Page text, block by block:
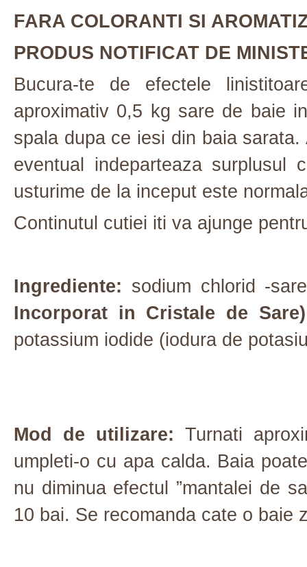
FARA COLORANTI SI
PRODUS NOTIFICAT DE
Bucura-te de efectele
aproximativ 0,5 kg sare de baie
spala dupa ce iesi din baia
eventual indeparteaza
usturime de la inceput este
Continutul cutiei iti va ajunge
Ingrediente: sodium chlorid -
Incorporat in Cristale de Sare)
potassium iodide (iodura de
Mod de utilizare: Turnati
umpleti-o cu apa calda. Baia
nu diminua efectul ”mantalei de
10 bai. Se recomanda cate o baie